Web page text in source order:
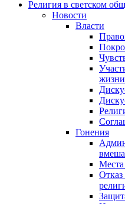
Религия в светском
Новости
Власти
жизни
Гонения
Отказ